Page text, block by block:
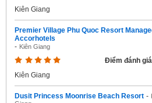
Kiên Giang
Premier Village Phu Quoc Resort
Accorhotels
- Kiên Giang
Điểm đánh
Kiên Giang
Dusit Princess Moonrise Beach Resort -